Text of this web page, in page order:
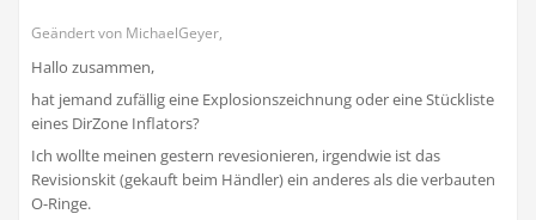
Geändert von MichaelGeyer,
Hallo zusammen,
hat jemand zufällig eine Explosionszeichnung oder eine Stückliste
eines DirZone Inflators?
Ich wollte meinen gestern revesionieren, irgendwie ist das
Revisionskit (gekauft beim Händler) ein anderes als die verbauten
O-Ringe.